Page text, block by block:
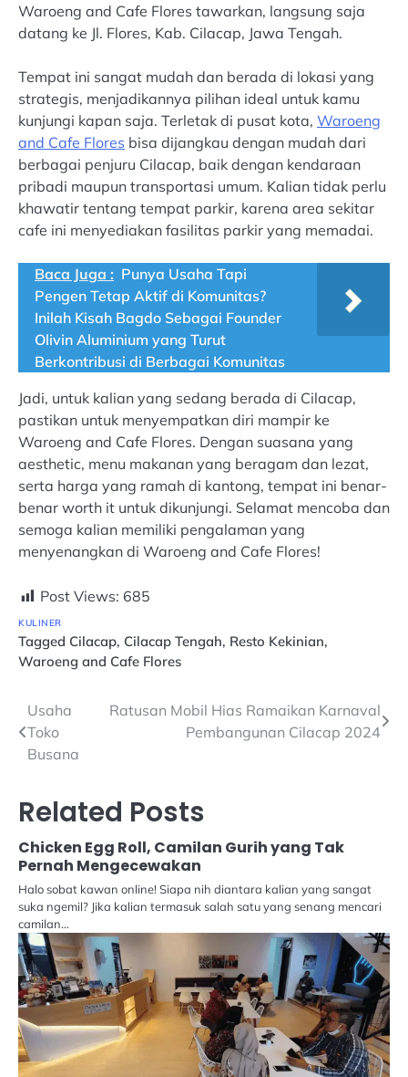
Waroeng and Cafe Flores tawarkan, langsung saja
datang ke Jl. Flores, Kab. Cilacap, Jawa Tengah.
Tempat ini sangat mudah dan berada di lokasi yang
strategis, menjadikannya pilihan ideal untuk kamu
kunjungi kapan saja. Terletak di pusat kota, Waroeng
and Cafe Flores bisa dijangkau dengan mudah dari
berbagai penjuru Cilacap, baik dengan kendaraan
pribadi maupun transportasi umum. Kalian tidak perlu
khawatir tentang tempat parkir, karena area sekitar
cafe ini menyediakan fasilitas parkir yang memadai.
Baca Juga : Punya Usaha Tapi
Pengen Tetap Aktif di Komunitas?
Inilah Kisah Bagdo Sebagai Founder
Olivin Aluminium yang Turut
Berkontribusi di Berbagai Komunitas
Jadi, untuk kalian yang sedang berada di Cilacap,
pastikan untuk menyempatkan diri mampir ke
Waroeng and Cafe Flores. Dengan suasana yang
aesthetic, menu makanan yang beragam dan lezat,
serta harga yang ramah di kantong, tempat ini benar-
benar worth it untuk dikunjungi. Selamat mencoba dan
semoga kalian memiliki pengalaman yang
menyenangkan di Waroeng and Cafe Flores!
Post Views: 685
KULINER
Tagged Cilacap, Cilacap Tengah, Resto Kekinian,
Waroeng and Cafe Flores
Navigasi
pos
Usaha
Toko
Busana
Ratusan Mobil Hias Ramaikan Karnaval
Pembangunan Cilacap 2024
Related Posts
Chicken Egg Roll, Camilan Gurih yang Tak
Pernah Mengecewakan
Halo sobat kawan online! Siapa nih diantara kalian yang sangat
suka ngemil? Jika kalian termasuk salah satu yang senang mencari
camilan…